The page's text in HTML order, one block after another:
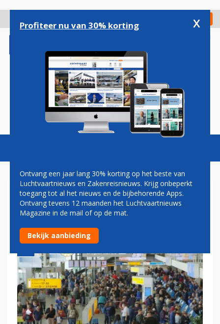
gaan
Check in
Magazine Podcasts Vacatures
VOORLOPIG GEEN EXTRA
MARECHAUSSEES SCHIPHOL
Profiteer nu van 30% korting x
Ontvang een jaar lang 30% korting op het beste van
Luchtvaartnieuws en Zakenreisnieuws. Krijg onbeperkt
toegang tot al het nieuws en de bijbehorende Apps.
Ontvang tevens 12 maanden het Luchtvaartnieuws
Magazine in de mail of op de mat.
Bekijk aanbieding